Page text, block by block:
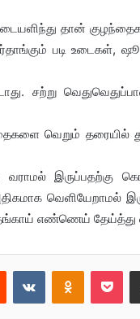
உடையளிந்து தான்
படி உடைகள்,
சற்று
வெறும் தரையில்
வராமல் இருப்பதற்கு
வெளியேறாமல்
எண்ணெய் தேய்த்து
Reddit VKontakte